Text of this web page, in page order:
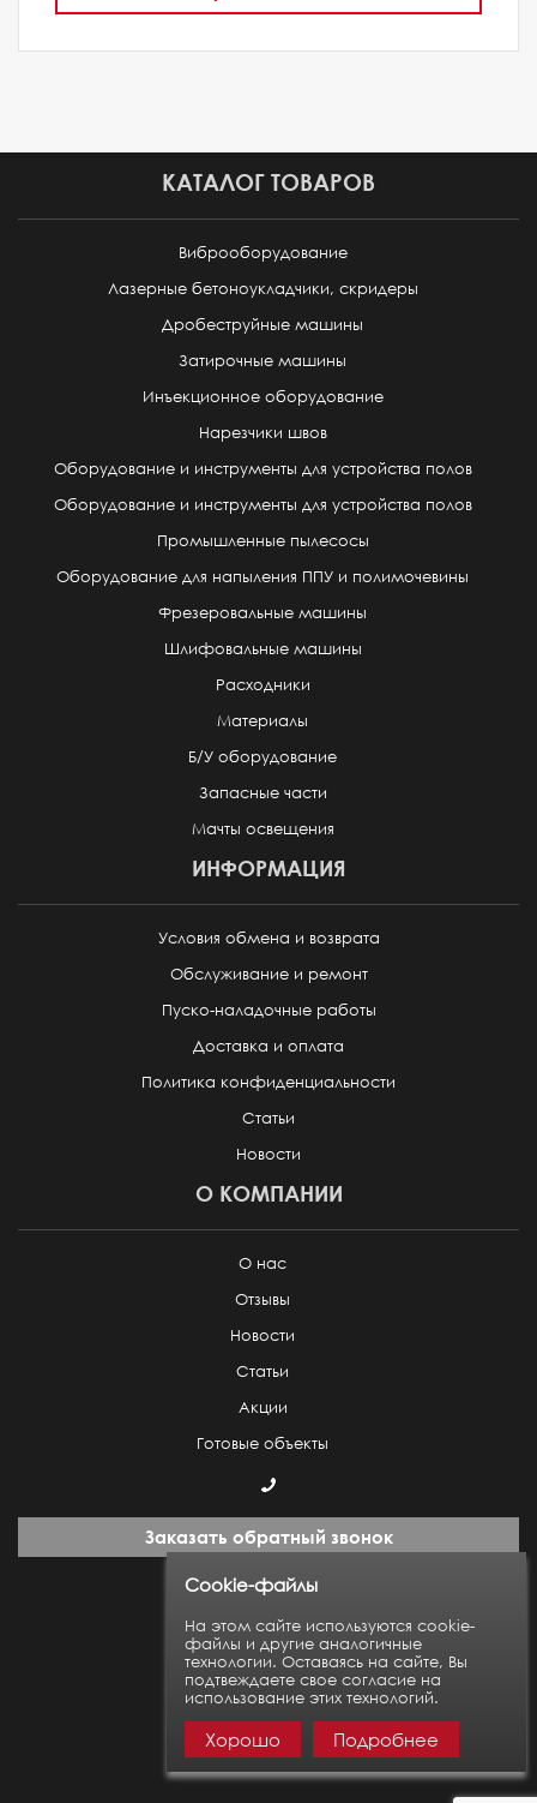
КАТАЛОГ ТОВАРОВ
Виброоборудование
Лазерные бетоноукладчики, скридеры
Дробеструйные машины
Затирочные машины
Инъекционное оборудование
Нарезчики швов
Оборудование и инструменты для устройства полов
Оборудование и инструменты для устройства полов
Промышленные пылесосы
Оборудование для напыления ППУ и полимочевины
Фрезеровальные машины
Шлифовальные машины
Расходники
Материалы
Б/У оборудование
Запасные части
Мачты освещения
ИНФОРМАЦИЯ
Условия обмена и возврата
Обслуживание и ремонт
Пуско-наладочные работы
Доставка и оплата
Политика конфиденциальности
Статьи
Новости
О КОМПАНИИ
О нас
Отзывы
Новости
Статьи
Акции
Готовые объекты
Заказать обратный звонок
Пн-Пт: с 9:00 до 18:00
Карта сайта
Cookie-файлы
На этом сайте используются cookie-
файлы и другие аналогичные
технологии. Оставаясь на сайте, Вы
подтвеждаете свое согласие на
использование этих технологий.
Хорошо Подробнее